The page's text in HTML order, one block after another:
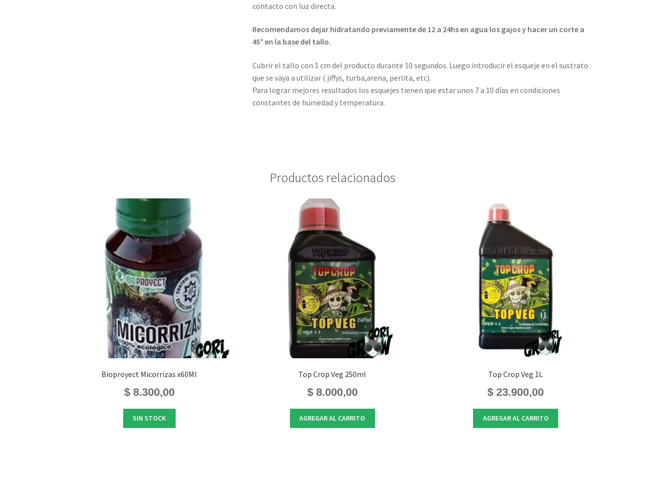
contacto con luz directa.
Recomendamos dejar hidratando previamente de 12 a 24hs en agua los gajos y hacer un corte a
45° en la base del tallo.
Cubrir el tallo con 1 cm del producto durante 10 segundos. Luego introducir el esqueje en el sustrato
que se vaya a utilizar ( jiffys, turba,arena, perlita, etc).
Para lograr mejores resultados los esquejes tienen que estar unos 7 a 10 días en condiciones
constantes de humedad y temperatura.
Productos relacionados
Bioproyect Micorrizas x60Ml
$8.300,00
SIN STOCK
Top Crop Veg 250ml
$8.000,00
AGREGAR AL CARRITO
Top Crop Veg 1L
$ 23.900,00
AGREGAR AL CARRITO